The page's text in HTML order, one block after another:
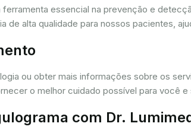
essencial na prevenção e
alta qualidade para nossos pacientes,
ou obter mais informações sobre os
o melhor cuidado possível para você e
com Dr.